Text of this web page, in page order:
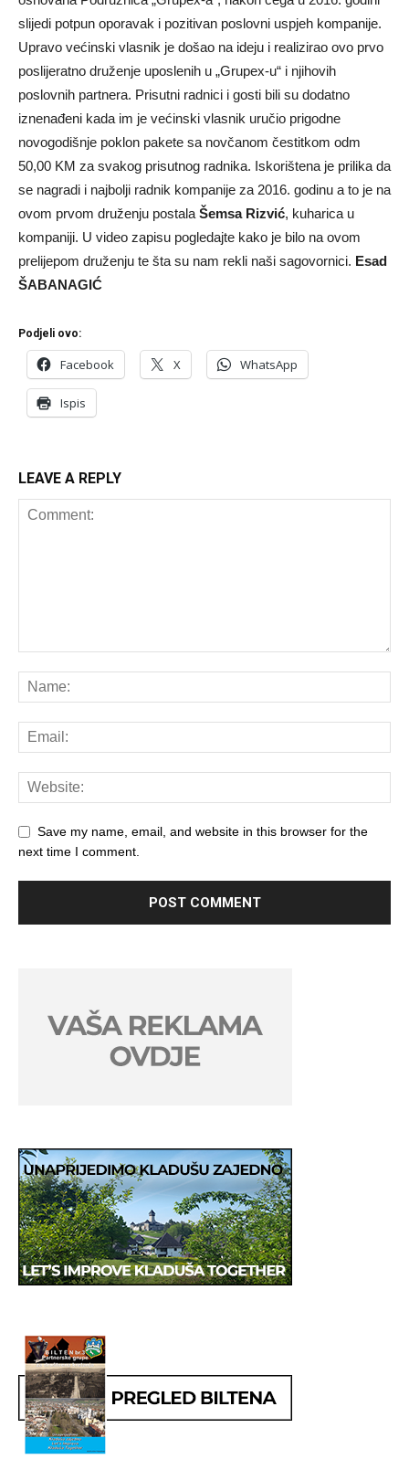
slijedi potpun oporavak i pozitivan poslovni uspjeh kompanije.
Upravo većinski vlasnik je došao na ideju i realizirao ovo prvo
poslijeratno druženje uposlenih u „Grupex-u“ i njihovih
poslovnih partnera. Prisutni radnici i gosti bili su dodatno
iznenađeni kada im je većinski vlasnik uručio prigodne
novogodišnje poklon pakete sa novčanom čestitkom odm
50,00 KM za svakog prisutnog radnika. Iskorištena je prilika da
se nagradi i najbolji radnik kompanije za 2016. godinu a to je na
ovom prvom druženju postala Šemsa Rizvić, kuharica u
kompaniji. U video zapisu pogledajte kako je bilo na ovom
prelijepom druženju te šta su nam rekli naši sagovornici. Esad
ŠABANAGIĆ
Podjeli ovo:
Facebook X WhatsApp
Ispis
LEAVE A REPLY
Save my name, email, and website in this browser for the
next time I comment.